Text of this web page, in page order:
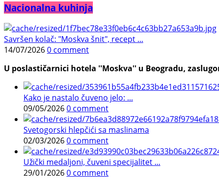
Nacionalna kuhinja
Savršen kolač: "Moskva šnit", recept ...
14/07/20260 comment
U poslastičarnici hotela ''Moskva'' u Beogradu,
Kako je nastalo čuveno jelo: ...
09/05/20260 comment
Svetogorski hlepčići sa maslinama
02/03/20260 comment
Užički medaljoni, čuveni specijalitet ...
29/01/20260 comment